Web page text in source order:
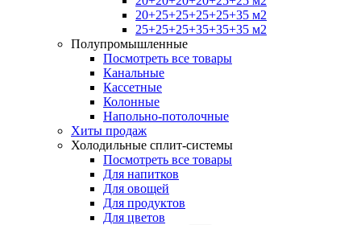
20+25+25+25+25+35 м2
25+25+25+35+35+35 м2
Полупромышленные
Посмотреть все товары
Канальные
Кассетные
Колонные
Напольно-потолочные
Хиты продаж
Холодильные сплит-системы
Посмотреть все товары
Для напитков
Для овощей
Для продуктов
Для цветов